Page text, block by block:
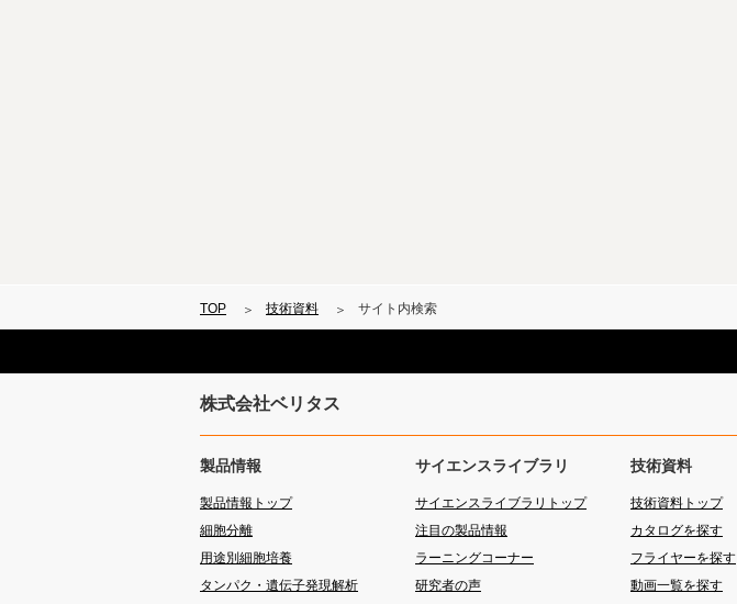
TOP 技術資料 サイト内検索
株式会社ベリタス
製品情報
製品情報トップ
細胞分離
用途別細胞培養
タンパク・遺伝子発現解析
サイエンスライブラリ
サイエンスライブラリトップ
注目の製品情報
ラーニングコーナー
研究者の声
技術資料
技術資料トップ
カタログを探す
フライヤーを探す
動画一覧を探す